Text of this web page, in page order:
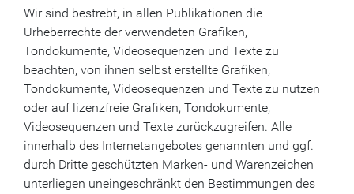
Wir sind bestrebt, in allen Publikationen die
Urheberrechte der verwendeten Grafiken,
Tondokumente, Videosequenzen und Texte zu
beachten, von ihnen selbst erstellte Grafiken,
Tondokumente, Videosequenzen und Texte zu nutzen
oder auf lizenzfreie Grafiken, Tondokumente,
Videosequenzen und Texte zurückzugreifen. Alle
innerhalb des Internetangebotes genannten und ggf.
durch Dritte geschützten Marken- und Warenzeichen
unterliegen uneingeschränkt den Bestimmungen des